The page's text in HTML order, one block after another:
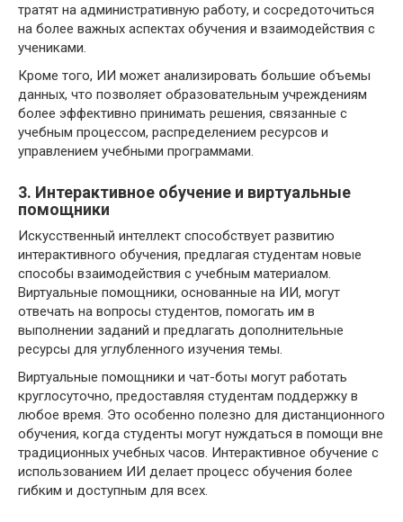
тратят на административную работу, и сосредоточиться
на более важных аспектах обучения и взаимодействия с
учениками.
Кроме того, ИИ может анализировать большие объемы
данных, что позволяет образовательным учреждениям
более эффективно принимать решения, связанные с
учебным процессом, распределением ресурсов и
управлением учебными программами.
3. Интерактивное обучение и виртуальные
помощники
Искусственный интеллект способствует развитию
интерактивного обучения, предлагая студентам новые
способы взаимодействия с учебным материалом.
Виртуальные помощники, основанные на ИИ, могут
отвечать на вопросы студентов, помогать им в
выполнении заданий и предлагать дополнительные
ресурсы для углубленного изучения темы.
Виртуальные помощники и чат-боты могут работать
круглосуточно, предоставляя студентам поддержку в
любое время. Это особенно полезно для дистанционного
обучения, когда студенты могут нуждаться в помощи вне
традиционных учебных часов. Интерактивное обучение с
использованием ИИ делает процесс обучения более
гибким и доступным для всех.